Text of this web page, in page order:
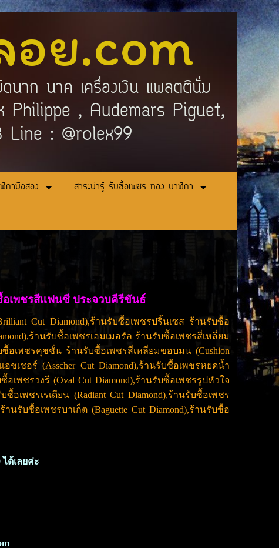
ย.com
นาก นาค เครื่องเงิน แพลตตินั่ม
Philippe , Audemars Piguet,
Line : @rolex99
กามือสอง สาระน่ารู้ รับซื้อเพชร ทอง นาฬิกา
อเพชรสีแฟนซี ประจวบคีรีขันธ์
Cut Diamond),ร้านรับซื้อเพชรปริ้นเซส ร้านรับซื้อ
ร้านรับซื้อเพชรเอมเมอรัล ร้านรับซื้อเพชรสี่เหลี่ยม
บซื้อเพชรคุชชั่น ร้านรับซื้อเพชรสี่เหลี่ยมขอบมน (Cushion
อชเชอร์ (Asscher Cut Diamond),ร้านรับซื้อเพชรหยดน้ำ
ซื้อเพชรวงรี (Oval Cut Diamond),ร้านรับซื้อเพชรรูปหัวใจ
บซื้อเพชรเรเดียน (Radiant Cut Diamond),ร้านรับซื้อเพชร
านรับซื้อเพชรบาเก็ต (Baguette Cut Diamond),ร้านรับซื้อ
ได้เลยค่ะ